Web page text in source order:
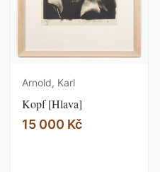
Arnold, Karl
Kopf [Hlava]
15 000 Kč